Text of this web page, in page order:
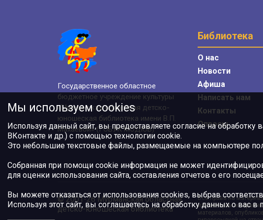
Государственное областное
бюджетное учреждение культуры
«Мурманская областная детско-
юношеская библиотека имени В.П.
Махаевой» (ГОБУК МОДЮБ)
Библиотека
О нас
Новости
Афиша
Написать нам
Контакты
Опросы
© 2001-26 Мурманская областная
детско-юношеская библиотека
Все права на
или авторам и
материалов,
Мы используем cookies
Используя данный сайт, вы предоставляете согласие на
ВКонтакте и др.) с помощью технологии cookie.
Это небольшие текстовые файлы, размещаемые на компьютере
Собранная при помощи cookie информация не может
для оценки использования сайта, составления отчетов о его
Вы можете отказаться от использования cookies, выбрав
Используя этот сайт, вы соглашаетесь на обработку данных о вас